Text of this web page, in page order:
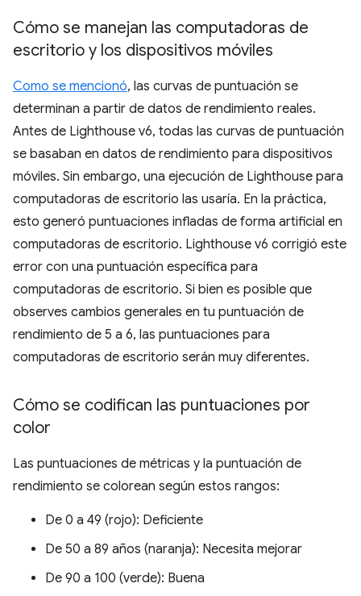
Cómo se manejan las computadoras de
escritorio y los dispositivos móviles
Como se mencionó, las curvas de puntuación se
determinan a partir de datos de rendimiento reales.
Antes de Lighthouse v6, todas las curvas de puntuación
se basaban en datos de rendimiento para dispositivos
móviles. Sin embargo, una ejecución de Lighthouse para
computadoras de escritorio las usaría. En la práctica,
esto generó puntuaciones infladas de forma artificial en
computadoras de escritorio. Lighthouse v6 corrigió este
error con una puntuación específica para
computadoras de escritorio. Si bien es posible que
observes cambios generales en tu puntuación de
rendimiento de 5 a 6, las puntuaciones para
computadoras de escritorio serán muy diferentes.
Cómo se codifican las puntuaciones por
color
Las puntuaciones de métricas y la puntuación de
rendimiento se colorean según estos rangos:
De 0 a 49 (rojo): Deficiente
De 50 a 89 años (naranja): Necesita mejorar
De 90 a 100 (verde): Buena